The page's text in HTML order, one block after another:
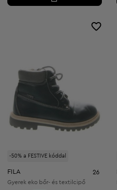
-50% a FESTIVE kóddal
FILA 26
Gyerek eko bőr- és textilcipő